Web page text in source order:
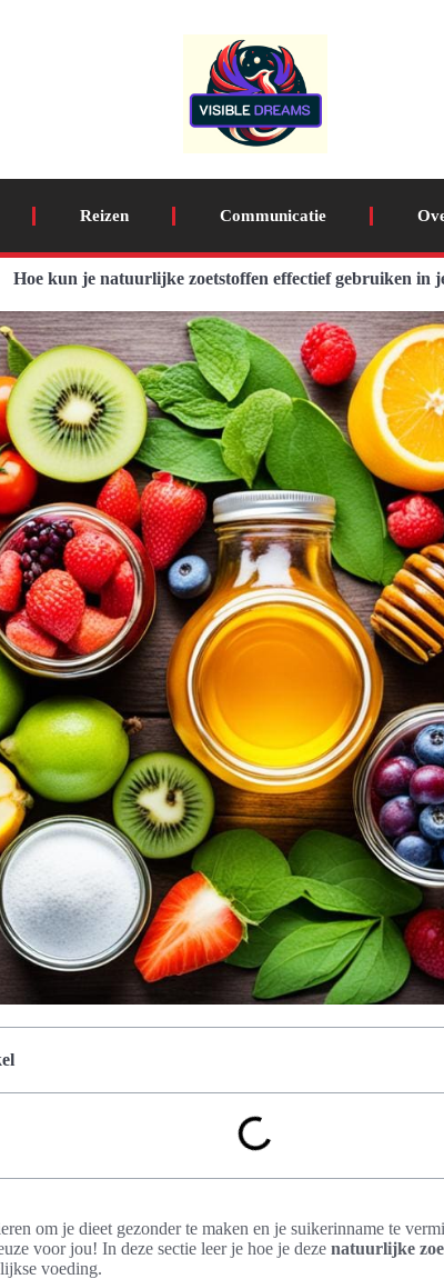
Reizen Communicatie
Hoe kun je natuurlijke zoetstoffen effectief gebruiken in
om je dieet gezonder te maken en je suikerinname te
voor jou! In deze sectie leer je hoe je deze natuurlijke
voeding.